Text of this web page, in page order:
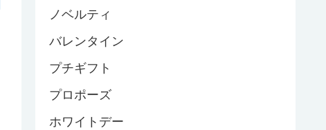
ノベルティ
バレンタイン
プチギフト
プロポーズ
ホワイトデー